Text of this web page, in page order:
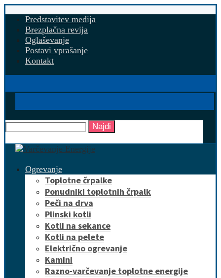
Predstavitev medija
Brezplačna revija
Oglaševanje
Postavi vprašanje
Kontakt
Najdi
Ogrevanje
Toplotne črpalke
Ponudniki toplotnih črpalk
Peči na drva
Plinski kotli
Kotli na sekance
Kotli na pelete
Električno ogrevanje
Kamini
Razno-varčevanje toplotne energije